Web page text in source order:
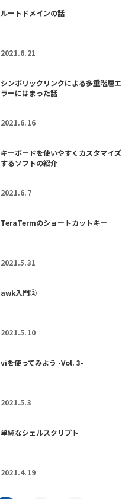
ルートドメインの話
2021.6.21
シンボリックリンクによる多重階層エ
ラーにはまった話
2021.6.16
キーボードを使いやすくカスタマイズ
するソフトの紹介
2021.6.7
TeraTermのショートカットキー
2021.5.31
awk入門②
2021.5.10
viを使ってみよう -Vol. 3-
2021.5.3
単純なシェルスクリプト
2021.4.19